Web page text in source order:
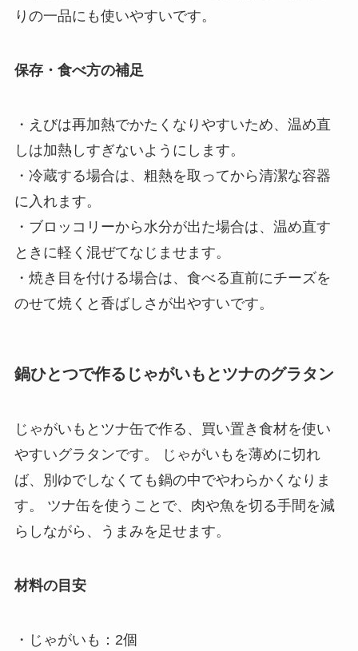
りの一品にも使いやすいです。
保存・食べ方の補足
・えびは再加熱でかたくなりやすいため、温め直
しは加熱しすぎないようにします。
・冷蔵する場合は、粗熱を取ってから清潔な容器
に入れます。
・ブロッコリーから水分が出た場合は、温め直す
ときに軽く混ぜてなじませます。
・焼き目を付ける場合は、食べる直前にチーズを
のせて焼くと香ばしさが出やすいです。
鍋ひとつで作るじゃがいもとツナのグラタン
じゃがいもとツナ缶で作る、買い置き食材を使い
やすいグラタンです。 じゃがいもを薄めに切れ
ば、別ゆでしなくても鍋の中でやわらかくなりま
す。 ツナ缶を使うことで、肉や魚を切る手間を減
らしながら、うまみを足せます。
材料の目安
・じゃがいも：2個